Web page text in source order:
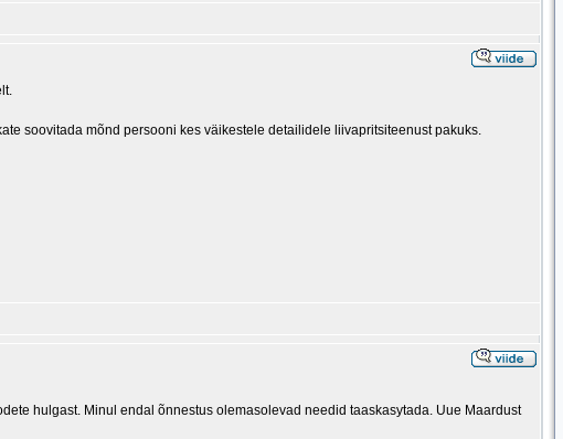
soovitada mõnd persooni kes väikestele detailidele liivapritsiteenust pakuks.
hulgast. Minul endal õnnestus olemasolevad needid taaskasytada. Uue Maardust